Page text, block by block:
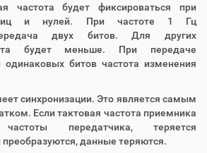
частота будет фиксироваться при
и нулей. При частоте 1 Гц
двух битов. Для других
будет меньше. При передаче
одинаковых битов частота изменения
синхронизации. Это является самым
Если тактовая частота приемника
передатчика, теряется
преобразуются, данные теряются.